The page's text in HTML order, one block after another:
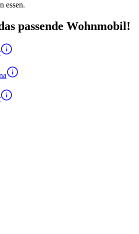
essen.
passende Wohnmobil!